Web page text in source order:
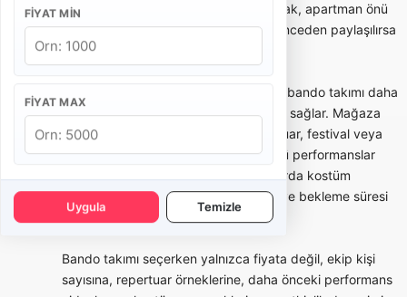
FIYAT MIN
FIYAT MAX
Uygula Temizle
tarzı bu kullanımda önemlidir. Dar sokak, apartman önü
veya açık alan gibi mekan detayları önceden paylaşılırsa
ekip planlaması daha doğru yapılır.
Açılış, kortej ve kurumsal etkinliklerde bando takımı daha
düzenli, ritimli ve dikkat çekici bir akış sağlar. Mağaza
açılışı, belediye etkinliği, okul töreni, fuar, festival veya
marka aktivasyonlarında kısa ve güçlü performanslar
tercih edilebilir. Bu tür organizasyonlarda kostüm
bütünlüğü, saat planı, yürüyüş rotası ve bekleme süresi
teklifin önemli parçalarıdır.
Bando takımı seçerken yalnızca fiyata değil, ekip kişi
sayısına, repertuar örneklerine, daha önceki performans